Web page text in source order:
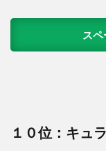
ス
１０位：キュ